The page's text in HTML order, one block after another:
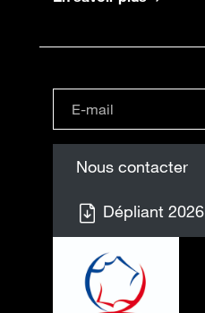
Nous contacter
Dépliant 2026